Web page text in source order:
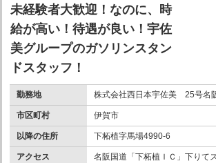
未経験者大歓迎！なのに、時
給が高い！待遇が良い！宇佐
美グループのガソリンスタン
ドスタッフ！
勤務地 株式会社西日本宇佐美 25号名
市区町村 伊賀市
以降の住所 下柘植字馬場4990-6
アクセス 名阪国道「下柘植ＩＣ」下りて